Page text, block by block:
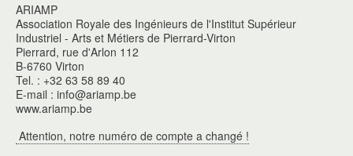
ARIAMP
Association Royale des Ingénieurs de l'Institut Supérieur
Industriel - Arts et Métiers de Pierrard-Virton
Pierrard, rue d'Arlon 112
B-6760 Virton
Tel. : +32 63 58 89 40
E-mail : info@ariamp.be
www.ariamp.be
Attention, notre numéro de compte a changé !